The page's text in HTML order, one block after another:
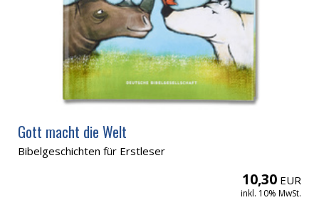
Gott macht die Welt
Bibelgeschichten für Erstleser
10,30 EUR
inkl. 10% MwSt.